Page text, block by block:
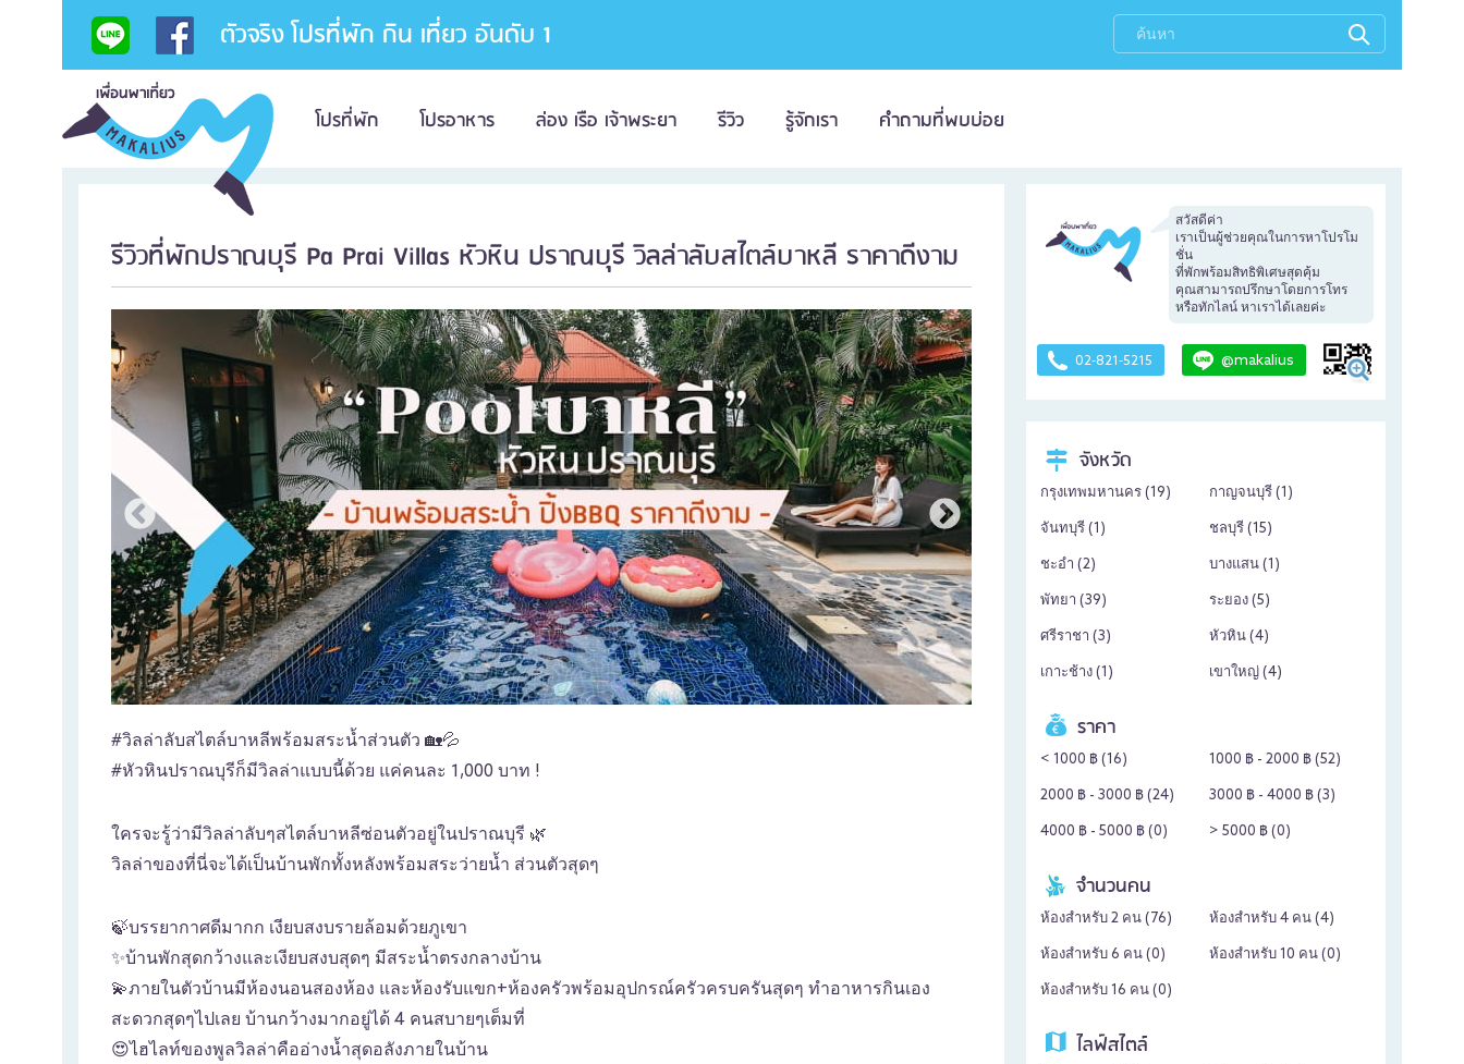
ตัวจริง โปรที่พัก กิน เที่ยว อันดับ 1
โปรที่พัก โปรอาหาร ล่อง เรือ เจ้าพระยา รีวิว รู้จักเรา คำถามที่พบบ่อย
รีวิวที่พักปราณบุรี Pa Prai Villas หัวหิน ปราณบุรี วิลล่าลับสไตล์บาหลี ราคาดีงาม
#วิลล่าลับสไตล์บาหลีพร้อมสระน้ำส่วนตัว 🏡💦
#หัวหินปราณบุรีก็มีวิลล่าแบบนี้ด้วย แค่คนละ 1,000 บาท !
ใครจะรู้ว่ามีวิลล่าลับๆสไตล์บาหลีซ่อนตัวอยู่ในปราณบุรี 🌿
วิลล่าของที่นี่จะได้เป็นบ้านพักทั้งหลังพร้อมสระว่ายน้ำ ส่วนตัวสุดๆ
🍃บรรยากาศดีมากก เงียบสงบรายล้อมด้วยภูเขา
✨บ้านพักสุดกว้างและเงียบสงบสุดๆ มีสระน้ำตรงกลางบ้าน
💫ภายในตัวบ้านมีห้องนอนสองห้อง และห้องรับแขก+ห้องครัวพร้อมอุปกรณ์ครัวครบครันสุดๆ ทำอาหารกินเอง
สะดวกสุดๆไปเลย บ้านกว้างมากอยู่ได้ 4 คนสบายๆเต็มที่
😍ไฮไลท์ของพูลวิลล่าคืออ่างน้ำสุดอลังภายในบ้าน
สวัสดีค่า
เราเป็นผู้ช่วยคุณในการหาโปรโม
ชั่น
ที่พักพร้อมสิทธิพิเศษสุดคุ้ม
คุณสามารถปรึกษาโดยการโทร
หรือทักไลน์ หาเราได้เลยค่ะ
02-821-5215 @makalius
จังหวัด
กรุงเทพมหานคร (19) กาญจนบุรี (1 )
จันทบุรี (1 ) ชลบุรี (15)
ชะอำ (2) บางแสน (1 )
พัทยา (39) ระยอง (5)
ศรีราชา (3) หัวหิน (4)
เกาะช้าง (1 ) เขาใหญ่ (4)
ราคา
< 1000 ฿ (16) 1000 ฿ - 2000 ฿ (52)
2000 ฿ - 3000 ฿ (24) 3000 ฿ - 4000 ฿ (3)
4000 ฿ - 5000 ฿ (0) > 5000 ฿ (0)
จำนวนคน
ห้องสำหรับ 2 คน ( 76) ห้องสำหรับ 4 คน (4)
ห้องสำหรับ 6 คน (0) ห้องสำหรับ 10 คน (0)
ห้องสำหรับ 16 คน (0)
ไลฟ์สไตล์